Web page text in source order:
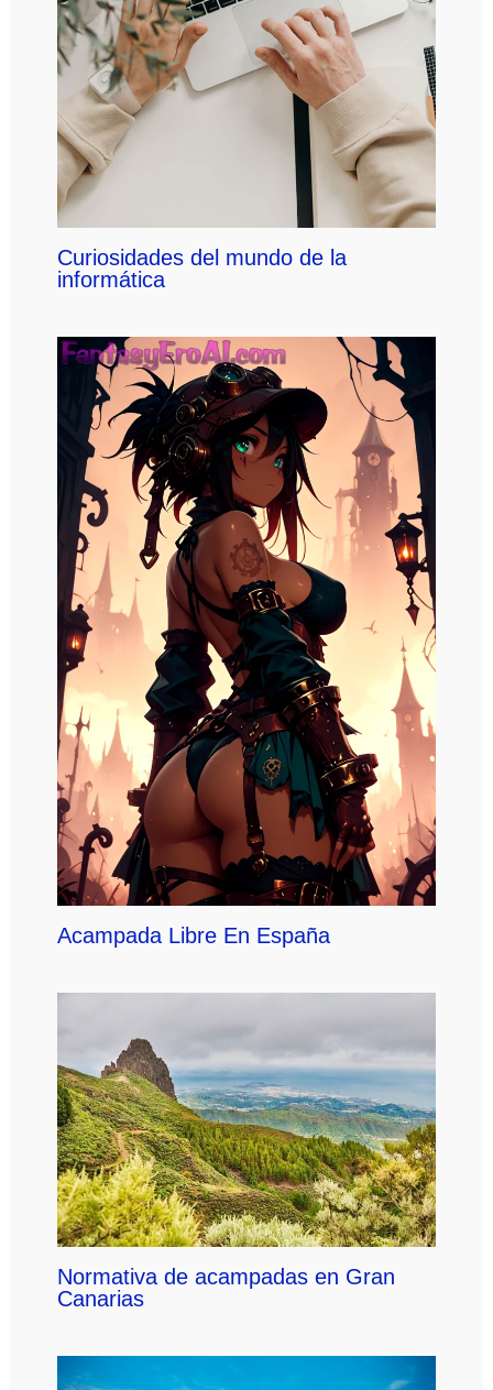
Curiosidades del mundo de la
informática
Acampada Libre En España
Normativa de acampadas en Gran
Canarias